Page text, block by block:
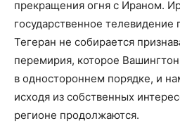
прекращения огня с Ираном.
государственное
Тегеран не собирается
перемирия, которое
в одностороннем порядке, и
исходя из собственных
регионе продолжаются.